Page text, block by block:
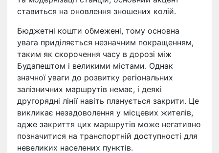
ставиться на оновлення зношених колій.
Бюджетні кошти обмежені, тому основна
увага приділяється незначним покращенням,
таким як скорочення часу в дорозі між
Будапештом і великими містами. Однак
значної уваги до розвитку регіональних
залізничних маршрутів немає, і деякі
другорядні лінії навіть планується закрити. Це
викликає незадоволення у місцевих жителів,
адже закриття цих маршрутів може негативно
позначитися на транспортній доступності для
невеликих населених пунктів.